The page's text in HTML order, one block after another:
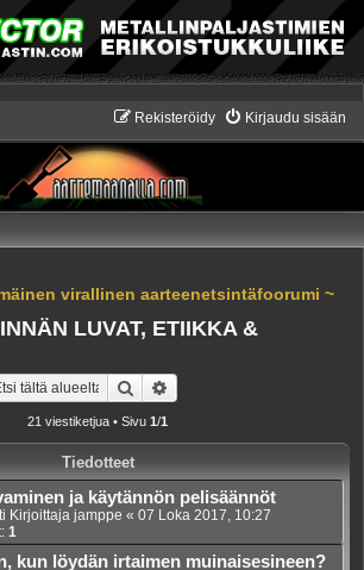
Kirjaudu sisään
Rekisteröidy
virallinen aarteenetsintäfoorumi ~
LUVAT, ETIIKKA &
Etsi
21 viestiketjua • Sivu 1/1
Tiedotteet
ja käytännön pelisäännöt
Kirjoittaja jamppe « 07 Loka 2017, 10:27
1
kun löydän irtaimen muinaisesineen?